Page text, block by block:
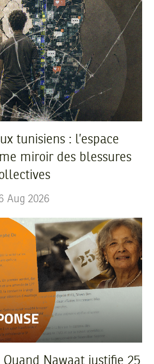
tunisiens : l’espace
miroir des blessures
Aug 2026
Quand Nawaat justifie 25